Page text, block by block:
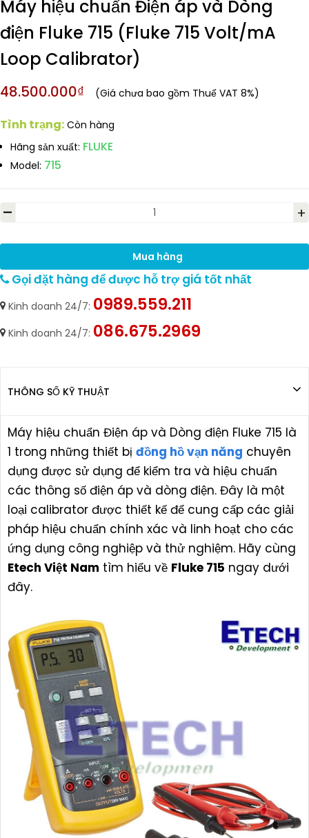
Máy hiệu chuẩn Điện áp và Dòng
điện Fluke 715 (Fluke 715 Volt/mA
Loop Calibrator)
48.500.000₫ (Giá chưa bao gồm Thuế VAT 8%)
Tình trạng: Còn hàng
Hãng sản xuất: FLUKE
Model: 715
- +
Mua hàng
Gọi đặt hàng để được hỗ trợ giá tốt nhất
Kinh doanh 24/7: 0989.559.211
Kinh doanh 24/7: 086.675.2969
THÔNG SỐ KỸ THUẬT
Máy hiệu chuẩn Điện áp và Dòng điện Fluke 715 là
1 trong những thiết bị đồng hồ vạn năng chuyên
dụng được sử dụng để kiểm tra và hiệu chuẩn
các thông số điện áp và dòng điện. Đây là một
loại calibrator được thiết kế để cung cấp các giải
pháp hiệu chuẩn chính xác và linh hoạt cho các
ứng dụng công nghiệp và thử nghiệm. Hãy cùng
Etech Việt Nam tìm hiểu về Fluke 715 ngay dưới
đây.